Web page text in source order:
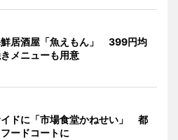
鮮居酒屋「魚えもん」 399円均
メニューも用意
ドに「市場食堂かねせい」 都
ードコートに